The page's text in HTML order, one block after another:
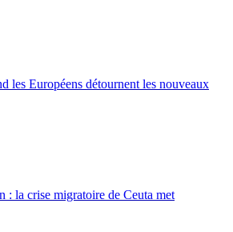
les Européens détournent les nouveaux
: la crise migratoire de Ceuta met